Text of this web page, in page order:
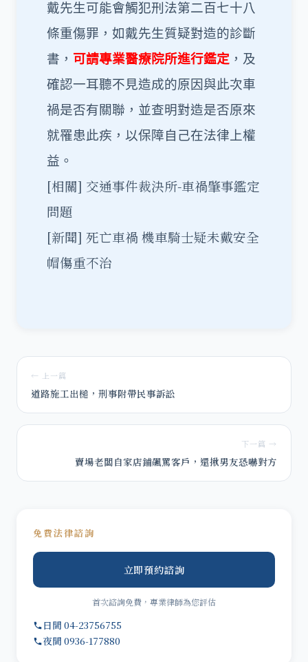
戴先生可能會觸犯刑法第二百七十八
條重傷罪，如戴先生質疑對造的診斷
書， 可請專業醫療院所進行鑑定 ，及
確認一耳聽不見造成的原因與此次車
禍是否有關聯，並查明對造是否原來
就罹患此疾，以保障自己在法律上權
益。
[相關] 交通事件裁決所-車禍肇事鑑定
問題
[新聞] 死亡車禍 機車騎士疑未戴安全
帽傷重不治
← 上一篇
道路施工出槌，刑事附帶民事訴訟
下一篇 →
賣場老闆自家店鋪飆罵客戶，還揪男友恐嚇對方
免費法律諮詢
立即預約諮詢
首次諮詢免費，專業律師為您評估
日間 04-23756755
夜間 0936-177880